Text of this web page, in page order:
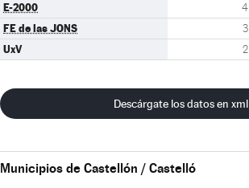
E-2000 4
FE de las JONS 3
UxV 2
Descárgate los datos en xml
Municipios de Castellón / Castelló